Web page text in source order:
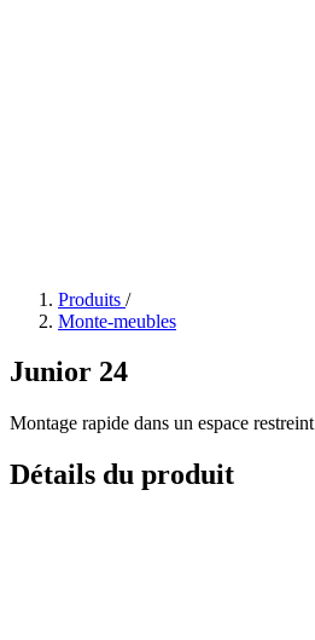
Produits /
Monte-meubles
Junior 24
Montage rapide dans un espace restreint
Détails du produit